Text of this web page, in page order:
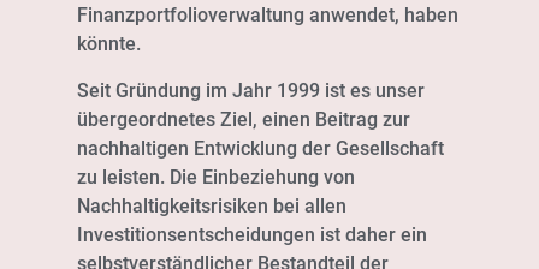
Finanzportfolioverwaltung anwendet, haben
könnte.
Seit Gründung im Jahr 1999 ist es unser
übergeordnetes Ziel, einen Beitrag zur
nachhaltigen Entwicklung der Gesellschaft
zu leisten. Die Einbeziehung von
Nachhaltigkeitsrisiken bei allen
Investitionsentscheidungen ist daher ein
selbstverständlicher Bestandteil der